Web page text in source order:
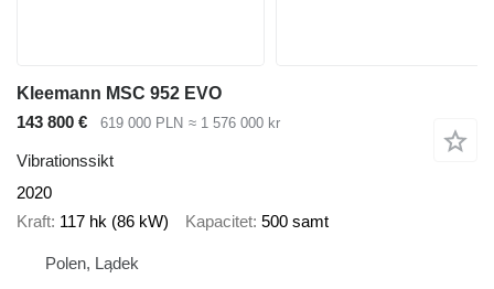
Kleemann MSC 952 EVO
143 800 €
619 000 PLN ≈ 1 576 000 kr
Vibrationssikt
2020
Kraft 117 hk (86 kW) Kapacitet 500 samt
Polen, Lądek